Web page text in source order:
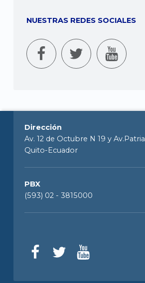
NUESTRAS REDES SOCIALES
Dirección
Av. 12 de Octubre N 19 y Av.Patria
Quito-Ecuador
PBX
(593) 02 - 3815000